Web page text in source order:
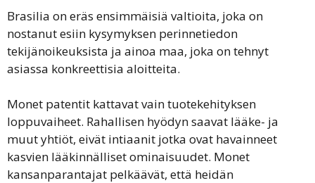
Brasilia on eräs ensimmäisiä valtioita, joka on
nostanut esiin kysymyksen perinnetiedon
tekijänoikeuksista ja ainoa maa, joka on tehnyt
asiassa konkreettisia aloitteita.
Monet patentit kattavat vain tuotekehityksen
loppuvaiheet. Rahallisen hyödyn saavat lääke- ja
muut yhtiöt, eivät intiaanit jotka ovat havainneet
kasvien lääkinnälliset ominaisuudet. Monet
kansanparantajat pelkäävät, että heidän